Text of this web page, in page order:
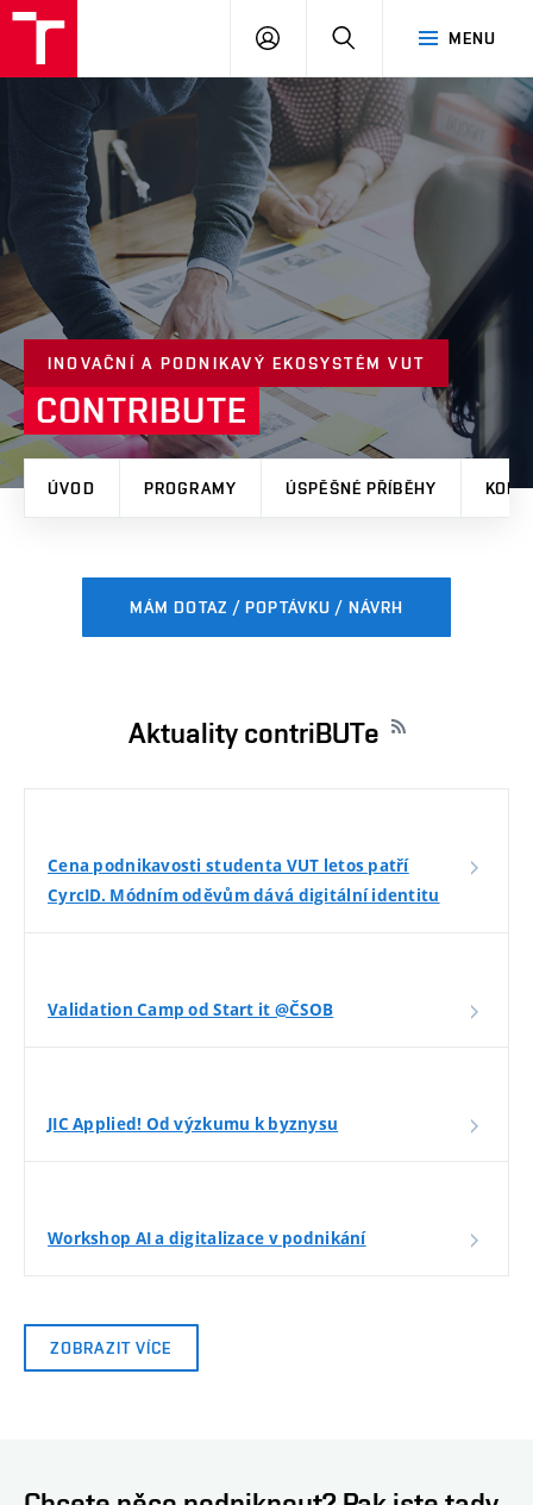
MENU
PŘIHLÁSIT
INOVAČNÍ A PODNIKAVÝ EKOSYSTÉM VUT
CONTRIBUTE
ÚVOD PROGRAMY ÚSPĚŠNÉ PŘÍBĚHY
MÁM DOTAZ / POPTÁVKU / NÁVRH
Aktuality contriBUTe
Cena podnikavosti studenta VUT letos patří
CyrcID. Módním oděvům dává digitální identitu
Validation Camp od Start it @ČSOB
JIC Applied! Od výzkumu k byznysu
Workshop AI a digitalizace v podnikání
ZOBRAZIT VÍCE